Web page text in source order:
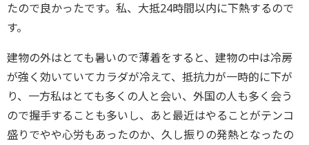
たので良かったです。私、大抵24時間以内に下熱するので
す。
建物の外はとても暑いので薄着をすると、建物の中は冷房
が強く効いていてカラダが冷えて、抵抗力が一時的に下が
り、一方私はとても多くの人と会い、外国の人も多く会う
ので握手することも多いし、あと最近はやることがテンコ
盛りでやや心労もあったのか、久し振りの発熱となったの